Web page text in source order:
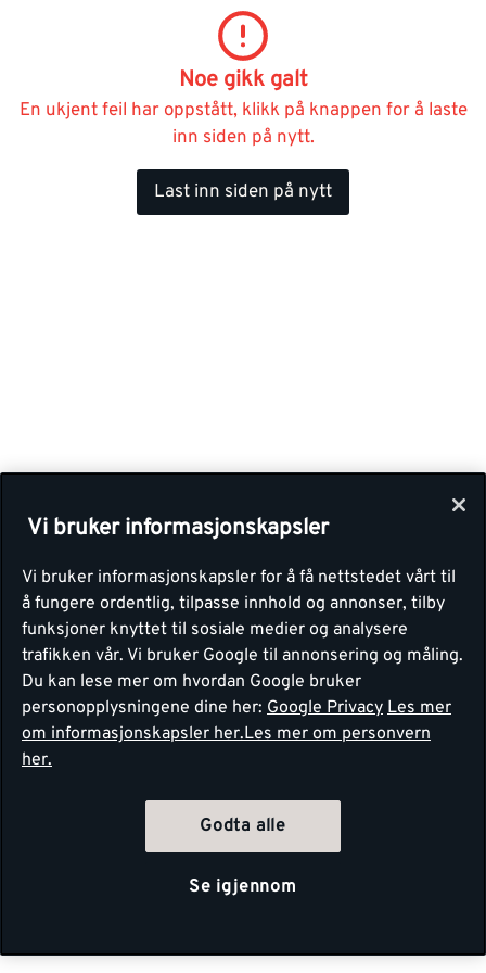
Noe gikk galt
En ukjent feil har oppstått, klikk på knappen for å laste
inn siden på nytt.
Last inn siden på nytt
Vi bruker informasjonskapsler
Vi bruker informasjonskapsler for å få nettstedet vårt til
å fungere ordentlig, tilpasse innhold og annonser, tilby
funksjoner knyttet til sosiale medier og analysere
trafikken vår. Vi bruker Google til annonsering og måling.
Du kan lese mer om hvordan Google bruker
personopplysningene dine her: Google Privacy Les mer
om informasjonskapsler her.Les mer om personvern
her.
Godta alle
Se igjennom